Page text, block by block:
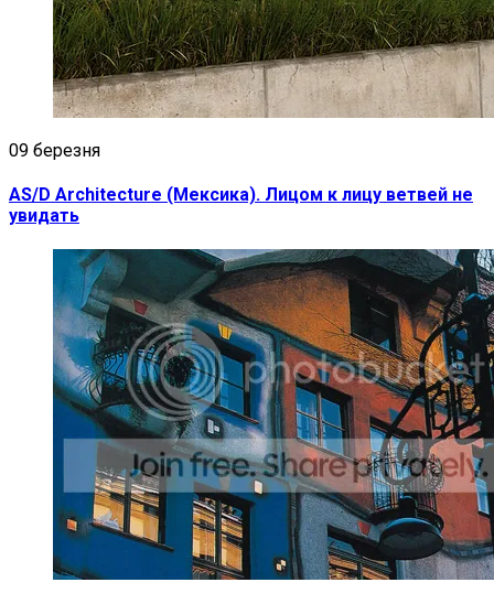
09 березня
AS/D Architecture (Мексика). Лицом к лицу ветвей не
увидать